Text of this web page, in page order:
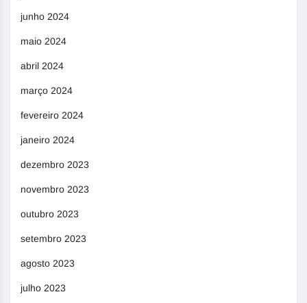
junho 2024
maio 2024
abril 2024
março 2024
fevereiro 2024
janeiro 2024
dezembro 2023
novembro 2023
outubro 2023
setembro 2023
agosto 2023
julho 2023